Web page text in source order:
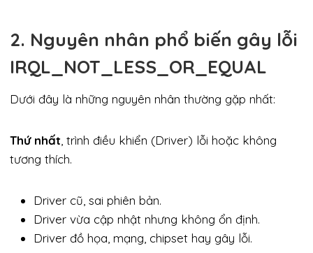
2. Nguyên nhân phổ biến gây lỗi
IRQL_NOT_LESS_OR_EQUAL
Dưới đây là những nguyên nhân thường gặp nhất:
Thứ nhất, trình điều khiển (Driver) lỗi hoặc không
tương thích.
Driver cũ, sai phiên bản.
Driver vừa cập nhật nhưng không ổn định.
Driver đồ họa, mạng, chipset hay gây lỗi.